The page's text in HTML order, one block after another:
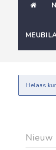
Helaas
Nieuw